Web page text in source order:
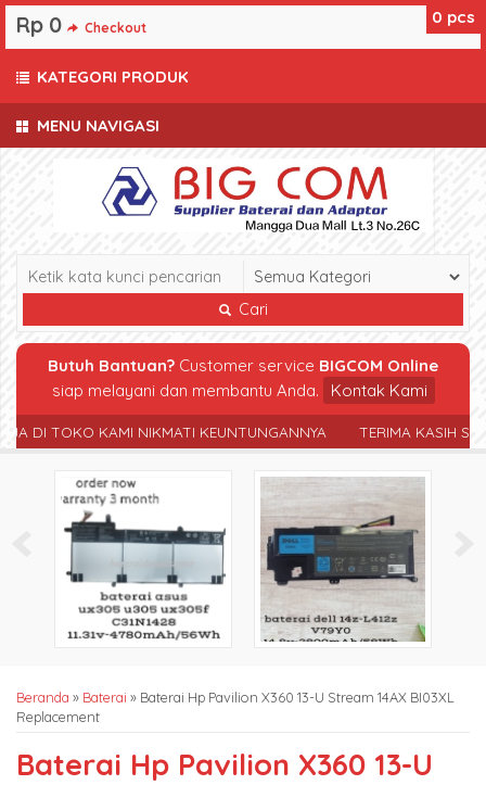
MENU NAVIGASI
Cari
Butuh Bantuan? Customer service BIGCOM Online
siap melayani dan membantu Anda.
Kontak Kami
DI TOKO KAMI NIKMATI KEUNTUNGANNYA TERIMA KASIH
Beranda » Baterai » Baterai Hp Pavilion X360 13-U Stream 14AX BI03XL
Replacement
Baterai Hp Pavilion X360 13-U
0 pcs
Rp 0 Checkout
KATEGORI PRODUK